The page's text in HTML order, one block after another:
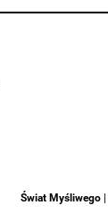
Świat Myśliwego|